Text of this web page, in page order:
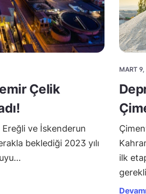
Çelik
ve İskenderun
beklediği 2023 yılı
MART
ilk